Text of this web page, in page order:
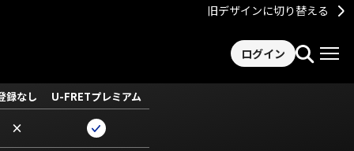
旧デザインに切り替える
ログイン
録なし U-FRETプレミアム
×